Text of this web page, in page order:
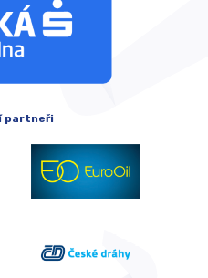
partneři